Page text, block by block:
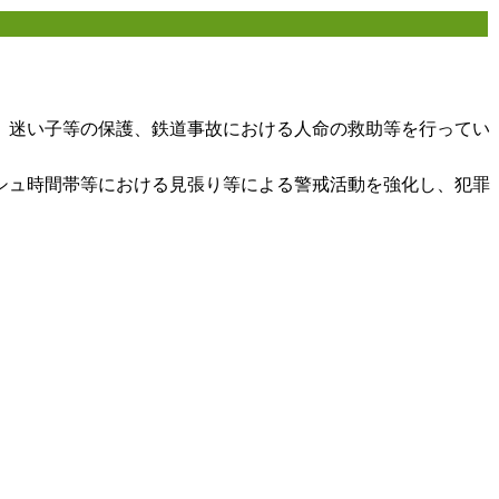
い子等の保護、鉄道事故における人命の救助等を行ってい
時間帯等における見張り等による警戒活動を強化し、犯罪